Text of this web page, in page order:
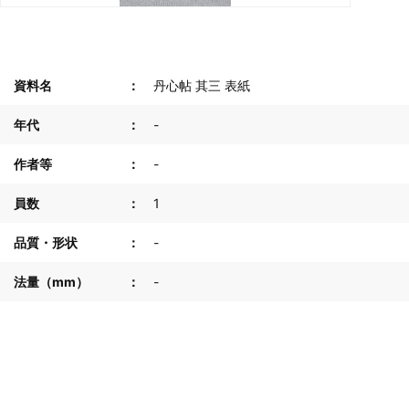
資料名 丹心帖 其三 表紙
年代 -
作者等 -
員数 1
品質・形状 -
法量（mm） -